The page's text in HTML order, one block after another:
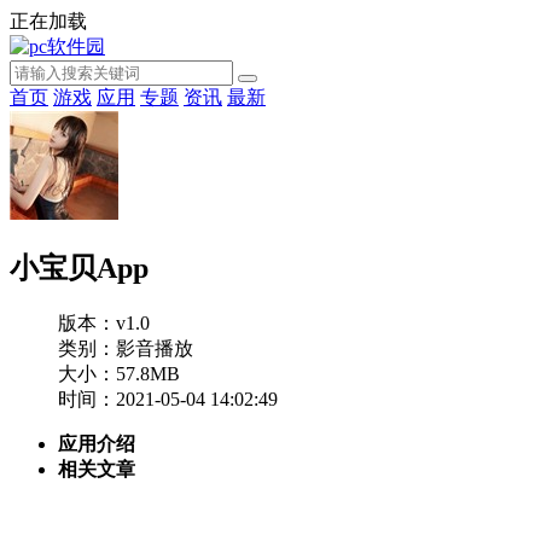
正在加载
首页 游戏 应用 专题 资讯 最新
小宝贝App
版本：v1.0
类别：影音播放
大小：57.8MB
时间：2021-05-04 14:02:49
应用介绍
相关文章